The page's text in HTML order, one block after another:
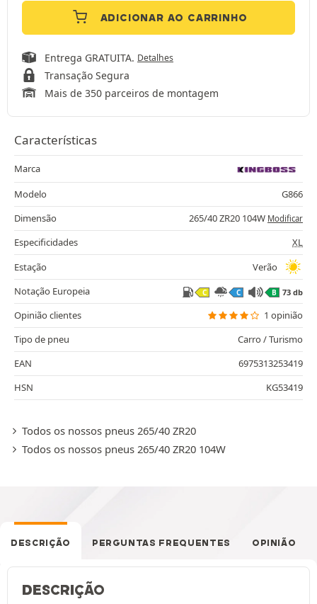
ADICIONAR AO CARRINHO
Entrega GRATUITA. Detalhes
Transação Segura
Mais de 350 parceiros de montagem
Características
Marca
Modelo
G866
Dimensão
265/40 ZR20 104W Modificar
Especificidades
XL
Estação
Verão
Notação Europeia
C C B 73 db
Opinião clientes
1 opinião
Tipo de pneu
Carro / Turismo
EAN
6975313253419
HSN
KG53419
Todos os nossos pneus 265/40 ZR20
Todos os nossos pneus 265/40 ZR20 104W
DESCRIÇÃO PERGUNTAS FREQUENTES OPINIÃO
DESCRIÇÃO